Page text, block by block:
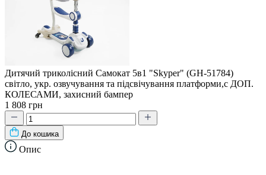
Дитячий триколісний Самокат 5в1 "Skyper" (GH-51784)
світло, укр. озвучування та підсвічування платформи,с ДОП.
КОЛЕСАМИ, захисний бампер
1 808 грн
До кошика
Опис